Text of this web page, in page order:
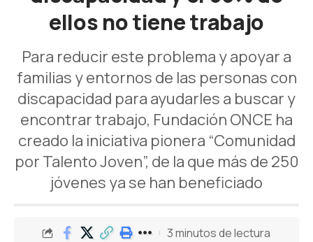
ellos no tiene trabajo
Para reducir este problema y apoyar a
familias y entornos de las personas con
discapacidad para ayudarles a buscar y
encontrar trabajo, Fundación ONCE ha
creado la iniciativa pionera “Comunidad
por Talento Joven”, de la que más de 250
jóvenes ya se han beneficiado
3 minutos de lectura